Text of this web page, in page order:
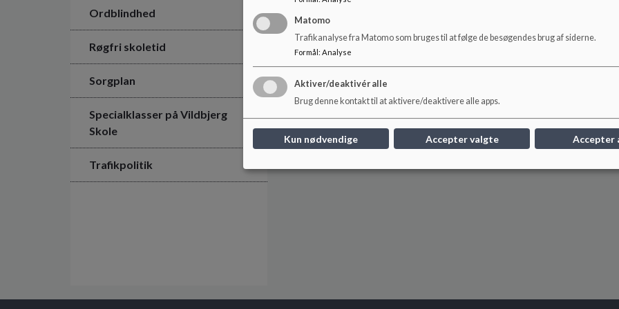
Ordblindhed
Røgfri skoletid
Sorgplan
Specialklasser på Vildbjerg
Skole
Trafikpolitik
Matomo
Trafikanalyse fra Matomo som bruges til at følge de besøgendes brug af siderne.
Formål : Analyse
Aktiver/deaktivér alle
Brug denne kontakt til at aktivere/deaktivere alle apps.
Kun nødvendige Accepter valgte Accepter